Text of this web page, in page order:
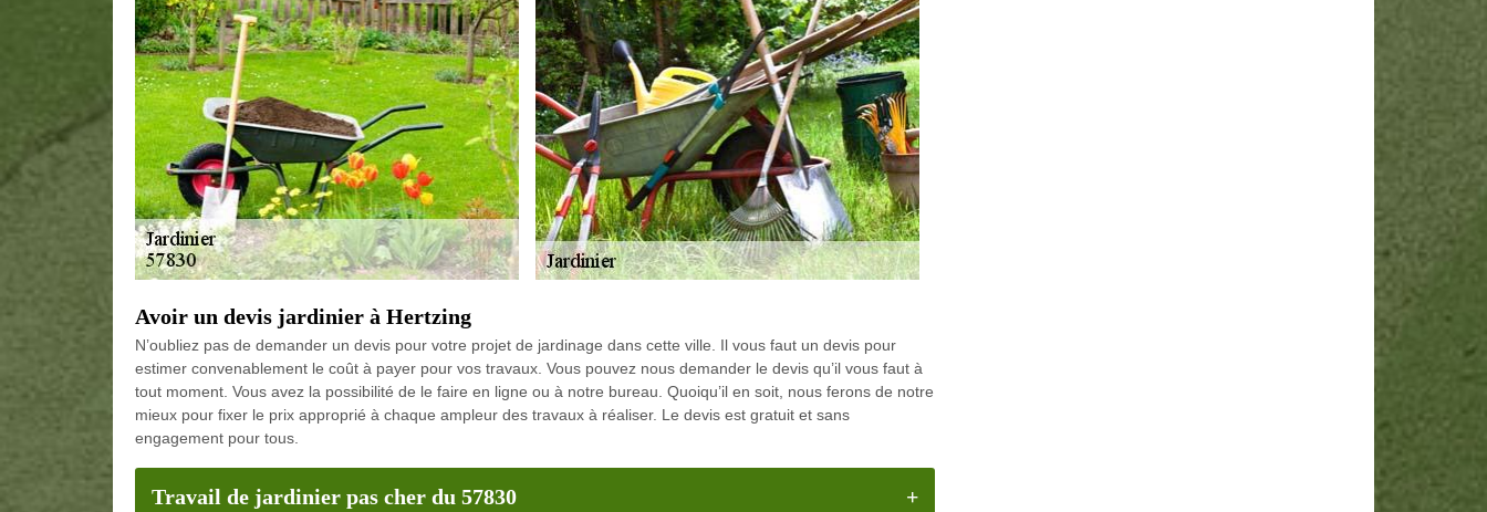
Avoir un devis jardinier à Hertzing
N’oubliez pas de demander un devis pour votre projet de jardinage dans cette ville. Il vous faut un devis pour
estimer convenablement le coût à payer pour vos travaux. Vous pouvez nous demander le devis qu’il vous faut à
tout moment. Vous avez la possibilité de le faire en ligne ou à notre bureau. Quoiqu’il en soit, nous ferons de notre
mieux pour fixer le prix approprié à chaque ampleur des travaux à réaliser. Le devis est gratuit et sans
engagement pour tous.
Travail de jardinier pas cher du 57830